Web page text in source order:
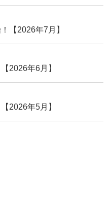
【2026年7月】
2026年6月】
2026年5月】